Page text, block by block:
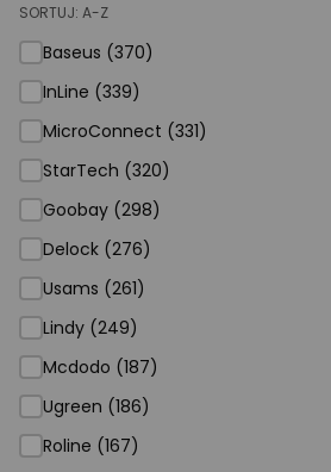
Supermarket
Strefa marek
SORTUJ: A-Z
Baseus (370)
InLine (339)
MicroConnect (331)
StarTech (320)
Goobay (298)
Delock (276)
Usams (261)
Lindy (249)
Mcdodo (187)
Ugreen (186)
Roline (167)